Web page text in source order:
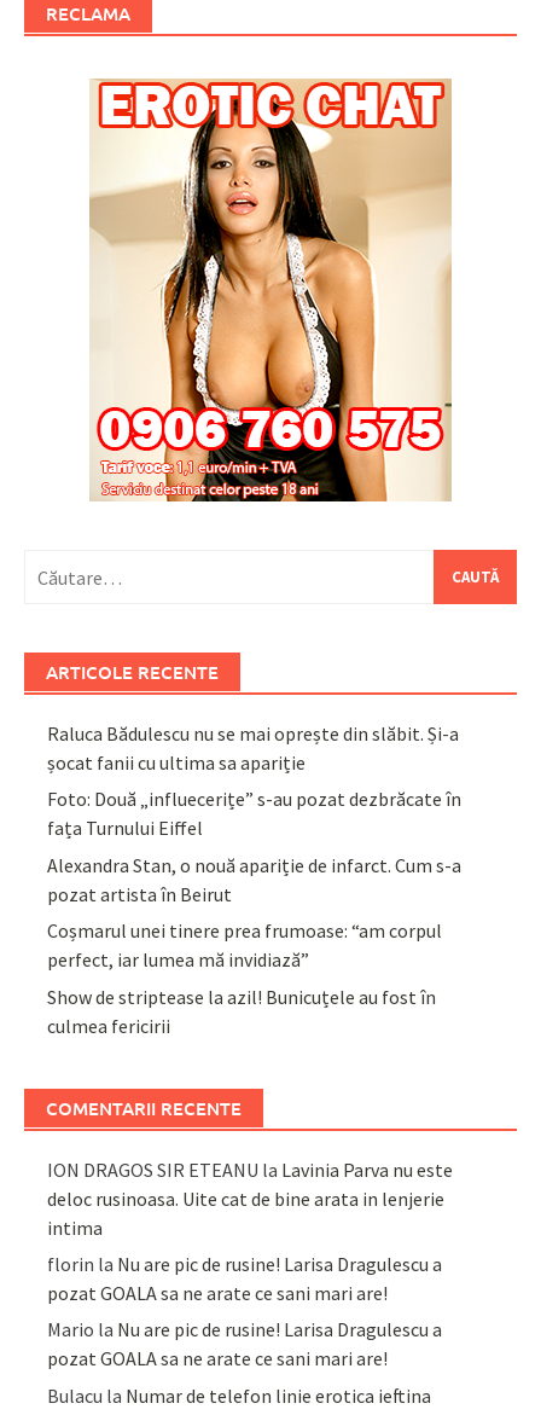
RECLAMA
după:
ARTICOLE RECENTE
Raluca Bădulescu nu se mai oprește din slăbit. Și-a
șocat fanii cu ultima sa apariție
Foto: Două „influecerițe” s-au pozat dezbrăcate în
fața Turnului Eiffel
Alexandra Stan, o nouă apariție de infarct. Cum s-a
pozat artista în Beirut
Coșmarul unei tinere prea frumoase: “am corpul
perfect, iar lumea mă invidiază”
Show de striptease la azil! Bunicuțele au fost în
culmea fericirii
COMENTARII RECENTE
ION DRAGOS SIR ETEANU la Lavinia Parva nu este
deloc rusinoasa. Uite cat de bine arata in lenjerie
intima
florin la Nu are pic de rusine! Larisa Dragulescu a
pozat GOALA sa ne arate ce sani mari are!
Mario la Nu are pic de rusine! Larisa Dragulescu a
pozat GOALA sa ne arate ce sani mari are!
Bulacu la Numar de telefon linie erotica ieftina